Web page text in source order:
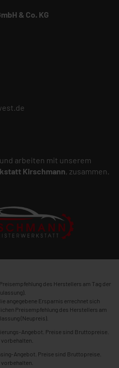
& Co. KG
und arbeiten mit unserem
Kirschmann, zusammen.
des Herstellers am Tag der
angegebene Ersparnis errechnet sich
Preisempfehlung des Herstellers am
(Neupreis).
Angebot. Preise sind Bruttopreise.
Angebot. Preise sind Bruttopreise.